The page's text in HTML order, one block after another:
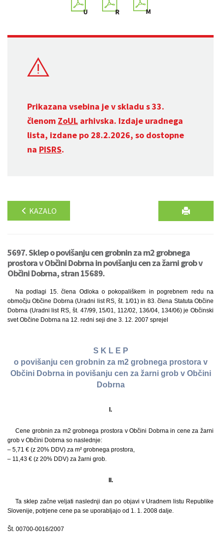
Prikazana vsebina je v skladu s 33.
členom ZoUL arhivska. Izdaje uradnega
lista, izdane po 28.2.2026, so dostopne
na PISRS.
KAZALO
5697. Sklep o povišanju cen grobnin za m2 grobnega
prostora v Občini Dobrna in povišanju cen za žarni grob v
Občini Dobrna, stran 15689.
Na podlagi 15. člena Odloka o pokopališkem in pogrebnem redu na
območju Občine Dobrna (Uradni list RS, št. 1/01) in 83. člena Statuta Občine
Dobrna (Uradni list RS, št. 47/99, 15/01, 112/02, 136/04, 134/06) je Občinski
svet Občine Dobrna na 12. redni seji dne 3. 12. 2007 sprejel
S K L E P
o povišanju cen grobnin za m2 grobnega prostora v
Občini Dobrna in povišanju cen za žarni grob v Občini
Dobrna
I.
Cene grobnin za m2 grobnega prostora v Občini Dobrna in cene za žarni
grob v Občini Dobrna so naslednje:
– 5,71 € (z 20% DDV) za m² grobnega prostora,
– 11,43 € (z 20% DDV) za žarni grob.
II.
Ta sklep začne veljati naslednji dan po objavi v Uradnem listu Republike
Slovenije, potrjene cene pa se uporabljajo od 1. 1. 2008 dalje.
Št. 00700-0016/2007